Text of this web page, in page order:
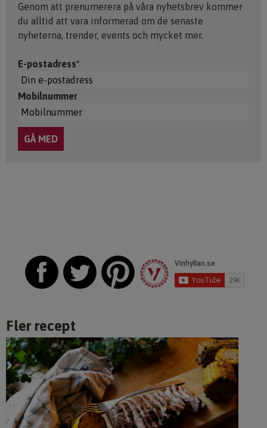
Genom att prenumerera på våra nyhetsbrev kommer
du alltid att vara informerad om de senaste
nyheterna, trender, events och mycket mer.
E-postadress*
Mobilnummer
Fler recept